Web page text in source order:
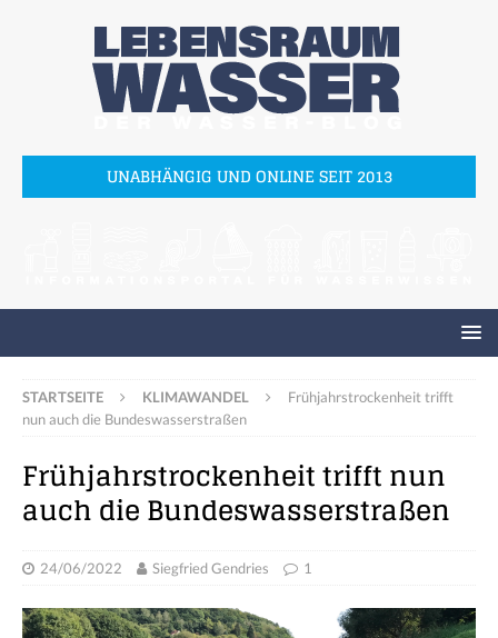
UNABHÄNGIG UND ONLINE SEIT 2013
STARTSEITE KLIMAWANDEL
Frühjahrstrockenheit trifft
nun auch die Bundeswasserstraßen
Frühjahrstrockenheit trifft nun
auch die Bundeswasserstraßen
24/06/2022 Siegfried Gendries 1